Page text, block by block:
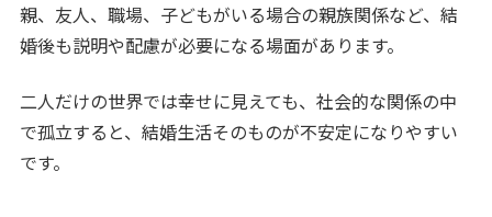
親、友人、職場、子どもがいる場合の親族関係など、結
婚後も説明や配慮が必要になる場面があります。
二人だけの世界では幸せに見えても、社会的な関係の中
で孤立すると、結婚生活そのものが不安定になりやすい
です。